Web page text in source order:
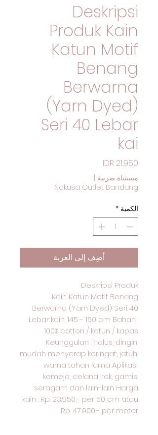
Deskripsi
Produk Kain
Katun Motif
Benang
Berwarna
(Yarn Dyed)
Seri 40 Lebar
kai
مستثناة ضريبة
Nakusa Outlet Bandung
الكمية *
أضِف إلى العربة
Deskripsi Produk
Kain Katun Motif Benang
Berwarna (Yarn Dyed) Seri 40
Lebar kain: 145 - 150 cm Bahan :
100% cotton / katun / kapas
Keunggulan : halus, dingin,
mudah menyerap keringat, jatuh,
warna tahan lama Aplikasi:
kemeja, celana, rok, gamis,
seragam dan lain-lain Harga
kain : Rp. 23.950,- per 50 cm atau
Rp. 47.900,- per meter